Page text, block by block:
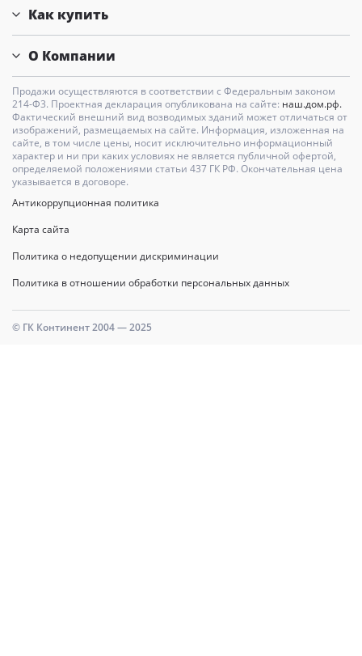
Как купить
О Компании
Продажи осуществляются в соответствии с Федеральным законом
214-Ф3. Проектная декларация опубликована на сайте: наш.дом.рф.
Фактический внешний вид возводимых зданий может отличаться от
изображений, размещаемых на сайте. Информация, изложенная на
сайте, в том числе цены, носит исключительно информационный
характер и ни при каких условиях не является публичной офертой,
определяемой положениями статьи 437 ГК РФ. Окончательная цена
указывается в договоре.
Антикоррупционная политика
Карта сайта
Политика о недопущении дискриминации
Политика в отношении обработки персональных данных
© ГК Континент 2004 — 2025